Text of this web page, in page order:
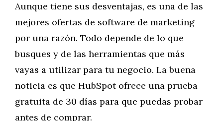
Aunque tiene sus desventajas, es una de las
mejores ofertas de software de marketing
por una razón. Todo depende de lo que
busques y de las herramientas que más
vayas a utilizar para tu negocio. La buena
noticia es que HubSpot ofrece una prueba
gratuita de 30 días para que puedas probar
antes de comprar.